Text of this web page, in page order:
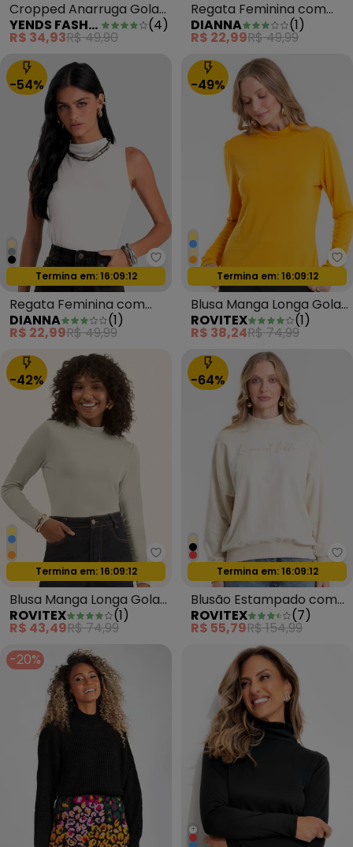
Cropped Anarruga Gola
Alta Cacharrel Azul
YENDS FASHION (4)
R$ 34,93R$ 49,90
Regata Feminina com
Gola Alta Cinza
DIANNA (1)
R$ 22,99R$ 49,99
-54%
Dianna - Regata Feminina com
Oferta relâmpago
Termina em: 16:09:09
Regata Feminina com
Gola Alta Bege
DIANNA (1)
R$ 22,99R$ 49,99
-49%
Oferta relâmpago
Termina em: 16:09:09
Blusa Manga Longa Gola
Alta Amarelo
ROVITEX (1)
R$ 38,24R$ 74,99
-42%
Rovitex - Blusa Manga Longa
Oferta relâmpago
Termina em: 16:09:09
Blusa Manga Longa Gola
Alta Bege
ROVITEX (1)
R$ 43,49R$ 74,99
-64%
Oferta relâmpago
Termina em: 16:09:09
Blusão Estampado com
Gola Alta Bege
ROVITEX (7)
R$ 55,79R$ 154,99
-20%
+